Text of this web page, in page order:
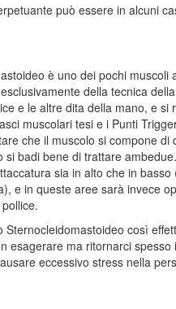
può essere in alcuni
è uno dei pochi
della tecnica
e le altre dita della mano, e
muscolari tesi e i Punti
che il muscolo si compone
si badi bene di trattare
sia in alto che in
e in queste aree sarà invece
Sternocleidomastoideo così
esagerare ma ritornarci
eccessivo stress nella